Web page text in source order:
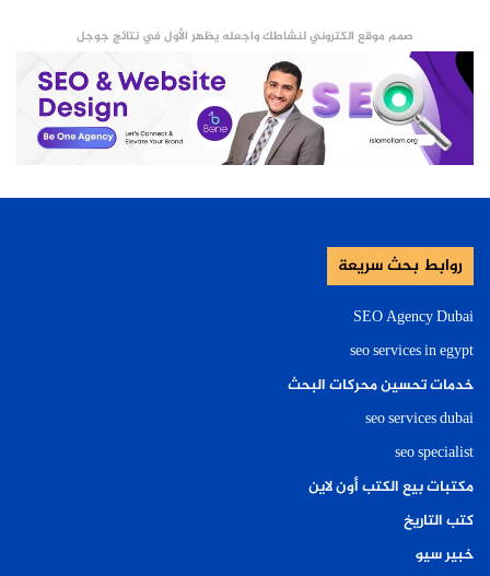
صمم موقع الكتروني لنشاطك واجعله يظهر الأول في نتائج جوجل
روابط بحث سريعة
SEO Agency Dubai
seo services in egypt
خدمات تحسين محركات البحث
seo services dubai
seo specialist
مكتبات بيع الكتب أون لاين
كتب التاريخ
خبير سيو